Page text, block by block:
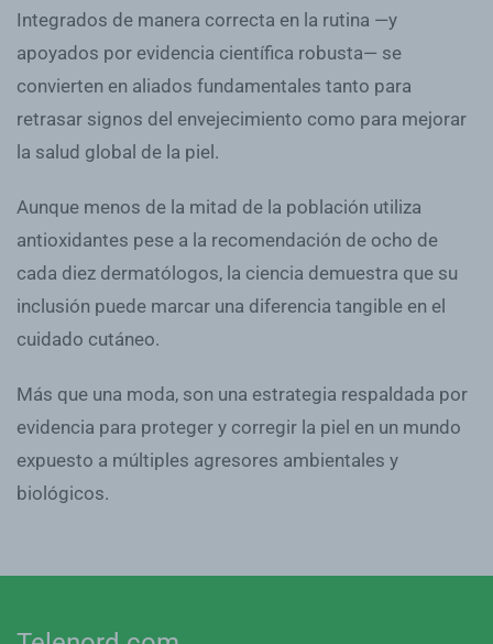
Integrados de manera correcta en la rutina —y
apoyados por evidencia científica robusta— se
convierten en aliados fundamentales tanto para
retrasar signos del envejecimiento como para mejorar
la salud global de la piel.
Aunque menos de la mitad de la población utiliza
antioxidantes pese a la recomendación de ocho de
cada diez dermatólogos, la ciencia demuestra que su
inclusión puede marcar una diferencia tangible en el
cuidado cutáneo.
Más que una moda, son una estrategia respaldada por
evidencia para proteger y corregir la piel en un mundo
expuesto a múltiples agresores ambientales y
biológicos.